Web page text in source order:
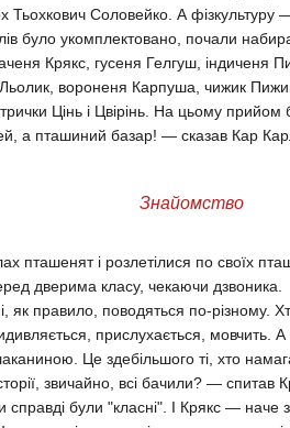
Тьохкович Соловейко. А
було укомплектовано, почали
Крякс, гусеня Гелгуш, індиченя
вороненя Карпуша, чижик Пижик,
Цінь і Цвірінь. На цьому
а пташиний базар! — сказав Кар
Знайомство
пташенят і розлетілися по своїх
дверима класу, чекаючи дзвоника.
як правило, поводяться по-різному.
прислухається, мовчить.
Це здебільшого ті, хто
звичайно, всі бачили? — спитав
справді були "класні". І Крякс —